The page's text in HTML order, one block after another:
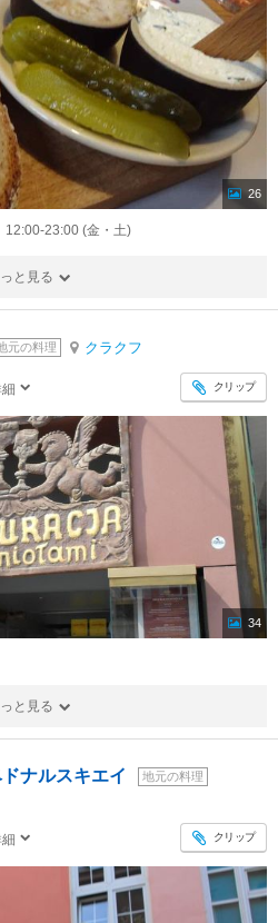
26
12:00-23:00 (金・土)
と見る
元の料理 クラクフ
クリップ
34
と見る
ナルスキエイ 地元の料理
クリップ